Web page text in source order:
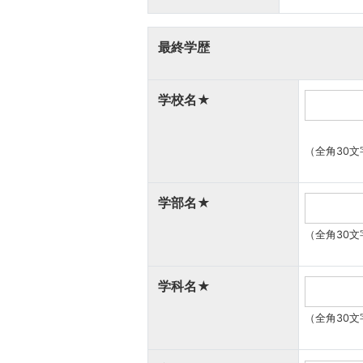
最終学歴
学校名 ★
（全角30文
学部名 ★
（全角30文
学科名 ★
（全角30文